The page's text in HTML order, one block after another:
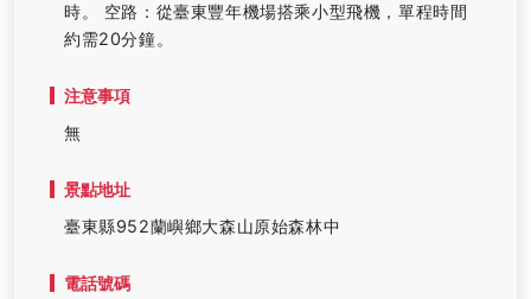
時。 空路：從臺東豐年機場搭乘小型飛機，單程時間
約需20分鐘。
注意事項
無
景點地址
臺東縣952蘭嶼鄉大森山原始森林中
電話號碼